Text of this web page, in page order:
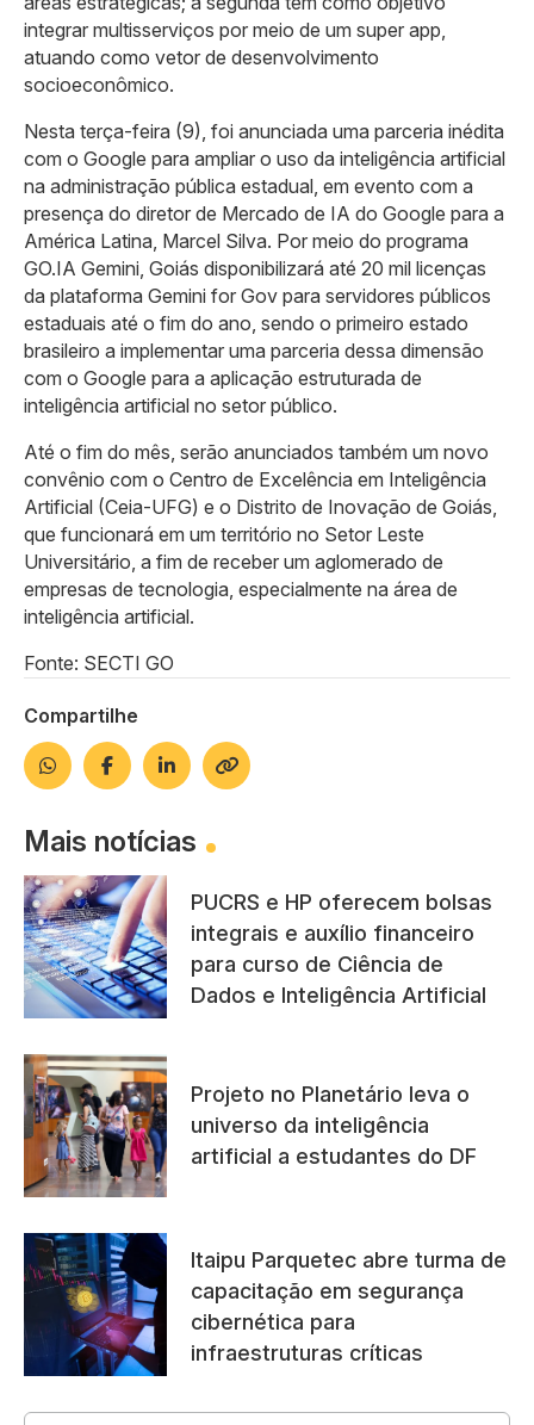
integrar multisserviços por meio de um super app,
atuando como vetor de desenvolvimento
socioeconômico.
Nesta terça-feira (9), foi anunciada uma parceria inédita
com o Google para ampliar o uso da inteligência artificial
na administração pública estadual, em evento com a
presença do diretor de Mercado de IA do Google para a
América Latina, Marcel Silva. Por meio do programa
GO.IA Gemini, Goiás disponibilizará até 20 mil licenças
da plataforma Gemini for Gov para servidores públicos
estaduais até o fim do ano, sendo o primeiro estado
brasileiro a implementar uma parceria dessa dimensão
com o Google para a aplicação estruturada de
inteligência artificial no setor público.
Até o fim do mês, serão anunciados também um novo
convênio com o Centro de Excelência em Inteligência
Artificial (Ceia-UFG) e o Distrito de Inovação de Goiás,
que funcionará em um território no Setor Leste
Universitário, a fim de receber um aglomerado de
empresas de tecnologia, especialmente na área de
inteligência artificial.
Fonte: SECTI GO
Compartilhe
Mais notícias
PUCRS e HP oferecem bolsas
integrais e auxílio financeiro
para curso de Ciência de
Dados e Inteligência Artificial
Projeto no Planetário leva o
universo da inteligência
artificial a estudantes do DF
Itaipu Parquetec abre turma de
capacitação em segurança
cibernética para
infraestruturas críticas